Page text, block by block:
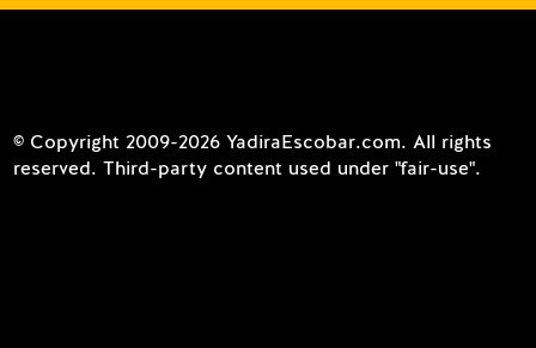
© Copyright 2009-2026 YadiraEscobar.com. All rights
reserved. Third-party content used under "fair-use".